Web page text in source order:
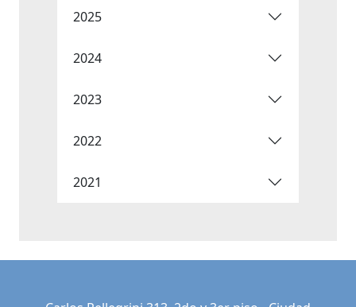
2025
2024
2023
2022
2021